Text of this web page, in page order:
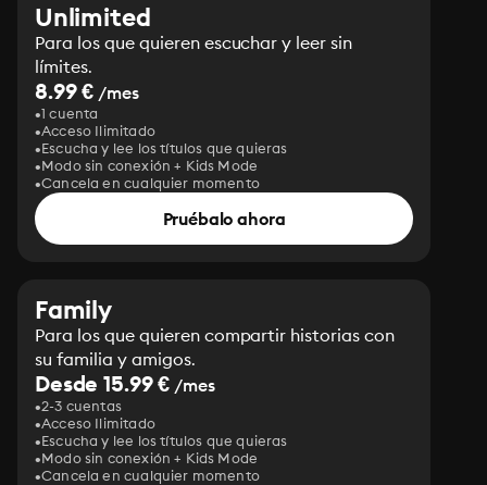
Unlimited
Para los que quieren escuchar y leer sin
límites.
8.99 € /mes
1 cuenta
Acceso Ilimitado
Escucha y lee los títulos que quieras
Modo sin conexión + Kids Mode
Cancela en cualquier momento
Pruébalo ahora
Family
Para los que quieren compartir historias con
su familia y amigos.
Desde 15.99 € /mes
2-3 cuentas
Acceso Ilimitado
Escucha y lee los títulos que quieras
Modo sin conexión + Kids Mode
Cancela en cualquier momento